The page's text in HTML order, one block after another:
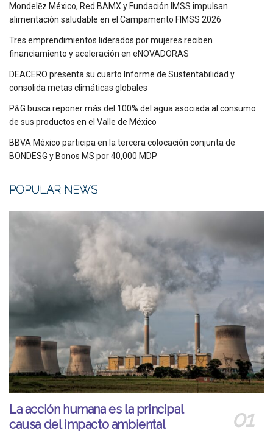
Mondelēz México, Red BAMX y Fundación IMSS impulsan
alimentación saludable en el Campamento FIMSS 2026
Tres emprendimientos liderados por mujeres reciben
financiamiento y aceleración en eNOVADORAS
DEACERO presenta su cuarto Informe de Sustentabilidad y
consolida metas climáticas globales
P&G busca reponer más del 100% del agua asociada al consumo
de sus productos en el Valle de México
BBVA México participa en la tercera colocación conjunta de
BONDESG y Bonos MS por 40,000 MDP
POPULAR NEWS
La acción humana es la principal
causa del impacto ambiental